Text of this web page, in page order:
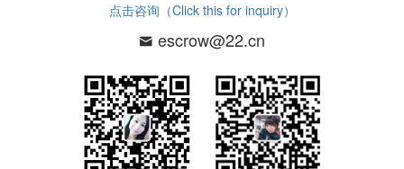
点击咨询（Click this for inquiry）
escrow@22.cn